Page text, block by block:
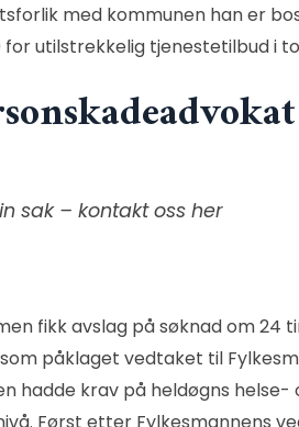
med kommunen han er
utilstrekkelig tjenestetilbud i
sak – kontakt oss her
fikk avslag på søknad om 24
påklaget vedtaket til
hadde krav på heldøgns helse-